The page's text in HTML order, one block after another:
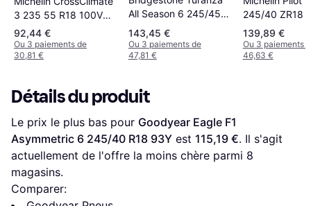
3 235 55 R18 100V
Tire
92,44 €
Ou 3 paiements de
30,81 €
All Season 6 245/45
R18 100Y XL
143,45 €
Ou 3 paiements de
47,81 €
245/40 ZR18
139,89 €
Ou 3 paiements
46,63 €
Détails du produit
Le prix le plus bas pour Goodyear Eagle F1
Asymmetric 6 245/40 R18 93Y est 115,19 €. Il s'agit
actuellement de l'offre la moins chère parmi 8
magasins.
Comparer: